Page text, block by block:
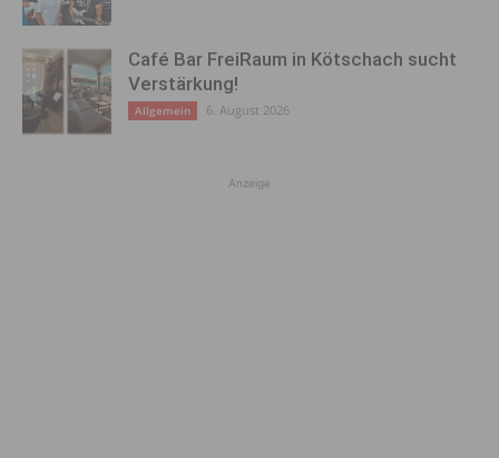
Café Bar FreiRaum in Kötschach sucht
Verstärkung!
Allgemein 6. August 2026
Anzeige